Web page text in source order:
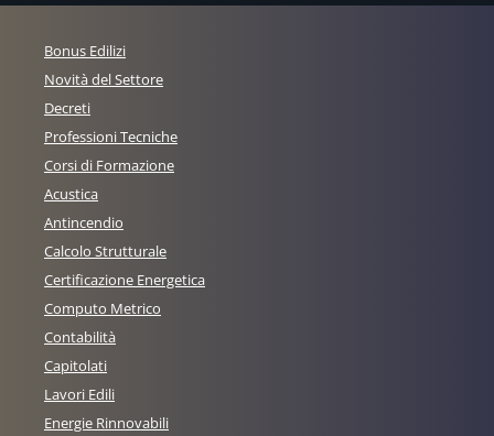
Bonus Edilizi
Novità del Settore
Decreti
Professioni Tecniche
Corsi di Formazione
Acustica
Antincendio
Calcolo Strutturale
Certificazione Energetica
Computo Metrico
Contabilità
Capitolati
Lavori Edili
Energie Rinnovabili